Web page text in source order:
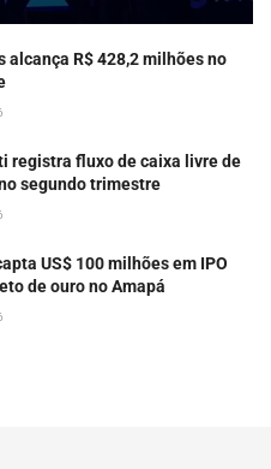
alcança R$ 428,2 milhões no
registra fluxo de caixa livre de
segundo trimestre
US$ 100 milhões em IPO
de ouro no Amapá